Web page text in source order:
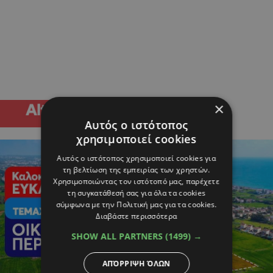
×
Αυτός ο ιστότοπος
χρησιμοποιεί cookies
Αυτός ο ιστότοπος χρησιμοποιεί cookies για
τη βελτίωση της εμπειρίας των χρηστών.
Χρησιμοποιώντας τον ιστότοπό μας, παρέχετε
τη συγκατάθεσή σας για όλα τα cookies
σύμφωνα με την Πολιτική μας για τα cookies.
Διαβάστε περισσότερα
SHOW ALL PARTNERS (1499) →
ΑΠΌΡΡΙΨΗ ΌΛΩΝ